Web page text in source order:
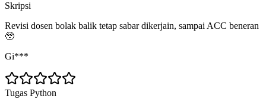
Skripsi
Revisi dosen bolak balik tetap sabar dikerjain, sampai ACC beneran
🥹
Gi***
Tugas Python